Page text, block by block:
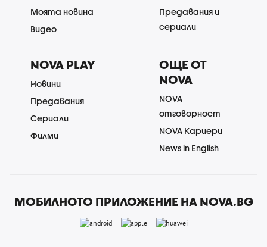
Моята новина
Видео
Предавания и
сериали
NOVA PLAY
Новини
Предавания
Сериали
Филми
ОЩЕ ОТ
NOVA
NOVA
отговорност
NOVA Кариери
News in English
МОБИЛНОТО ПРИЛОЖЕНИЕ НА NOVA.BG